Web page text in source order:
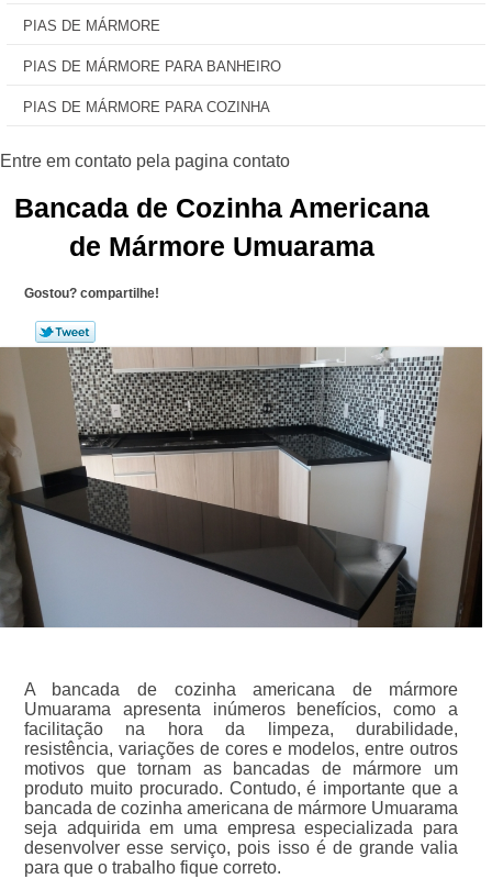
PIAS DE MÁRMORE
PIAS DE MÁRMORE PARA BANHEIRO
PIAS DE MÁRMORE PARA COZINHA
Bancada de Cozinha Americana
de Mármore Umuarama
Gostou? compartilhe!
A bancada de cozinha americana de mármore
Umuarama apresenta inúmeros benefícios, como a
facilitação na hora da limpeza, durabilidade,
resistência, variações de cores e modelos, entre outros
motivos que tornam as bancadas de mármore um
produto muito procurado. Contudo, é importante que a
bancada de cozinha americana de mármore Umuarama
seja adquirida em uma empresa especializada para
desenvolver esse serviço, pois isso é de grande valia
para que o trabalho fique correto.